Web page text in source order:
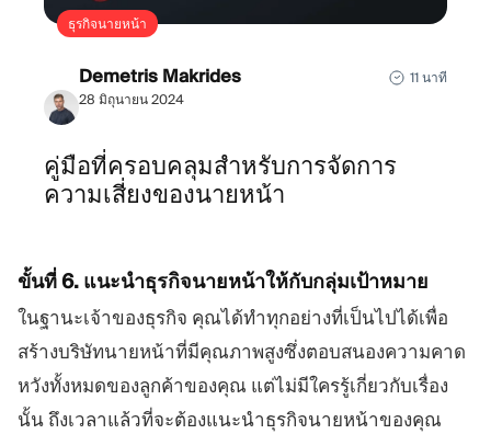
ธุรกิจนายหน้า
Demetris Makrides
28 มิถุนายน 2024
11 นาที
คู่มือที่ครอบคลุมสำหรับการจัดการ
ความเสี่ยงของนายหน้า
ขั้นที่ 6. แนะนำธุรกิจนายหน้าให้กับกลุ่มเป้าหมาย
ในฐานะเจ้าของธุรกิจ คุณได้ทำทุกอย่างที่เป็นไปได้เพื่อ
สร้างบริษัทนายหน้าที่มีคุณภาพสูงซึ่งตอบสนองความคาด
หวังทั้งหมดของลูกค้าของคุณ แต่ไม่มีใครรู้เกี่ยวกับเรื่อง
นั้น ถึงเวลาแล้วที่จะต้องแนะนำธุรกิจนายหน้าของคุณ